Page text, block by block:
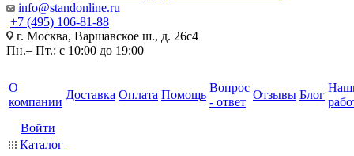
info@standonline.ru
+7 (495) 106-81-88
г. Москва, Варшавское ш., д. 26с4
Пн.– Пт.: с 10:00 до 19:00
О
компании
Доставка Оплата Помощь
Вопрос
- ответ
Отзывы Блог
Войти
Каталог